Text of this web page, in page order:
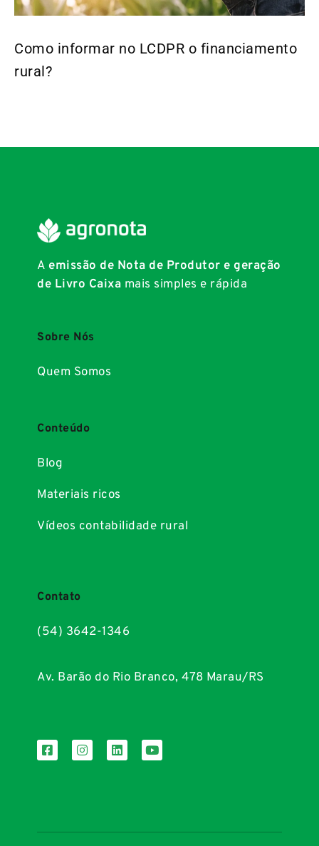
Como informar no LCDPR o financiamento
rural?
Aemissão de Nota de Produtor e geração
de Livro Caixa mais simples e rápida
Sobre Nós
Quem Somos
Conteúdo
Blog
Materiais ricos
Vídeos contabilidade rural
Contato
(54) 3642-1346
Av. Barão do Rio Branco, 478 Marau/RS